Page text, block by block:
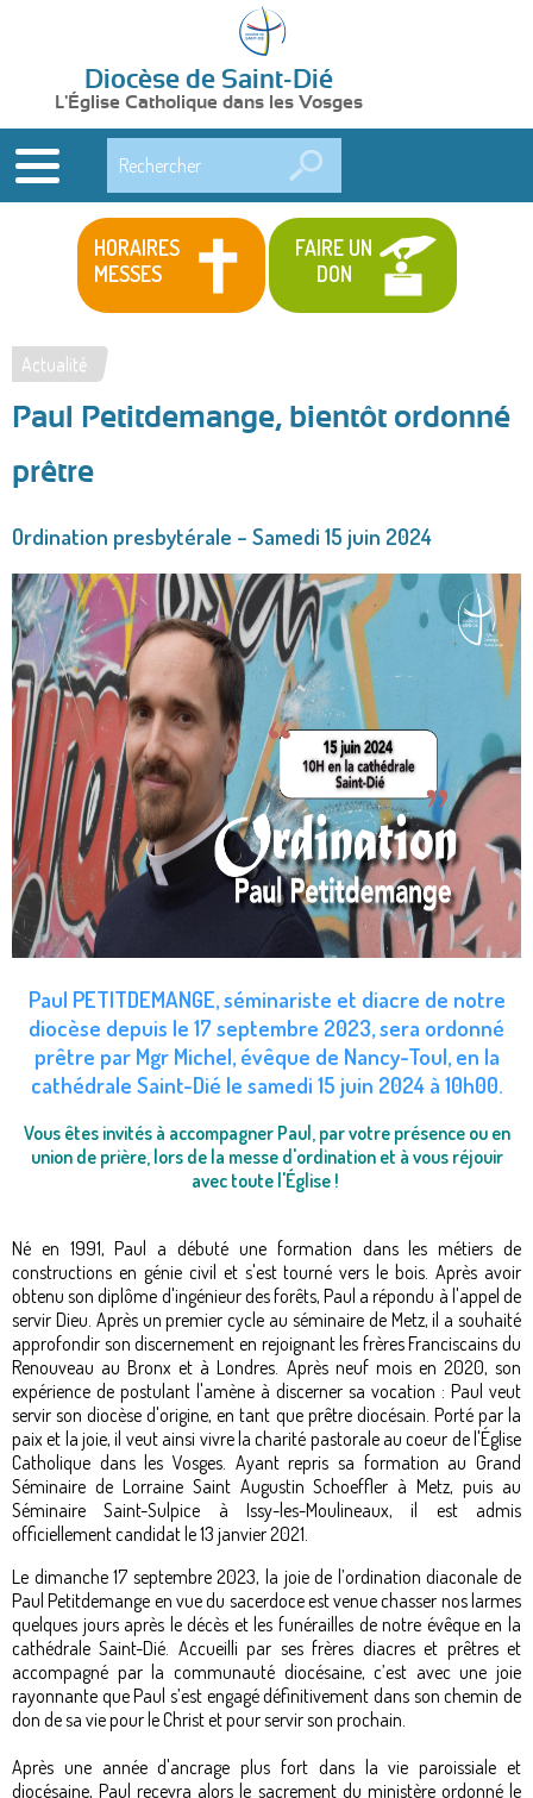
Diocèse de Saint-Dié
L'Église Catholique dans les Vosges
HORAIRES
MESSES
FAIRE UN
DON
Vous
êtes
ici
Actualité
Paul Petitdemange, bientôt ordonné
prêtre
Ordination presbytérale – Samedi 15 juin 2024
Paul PETITDEMANGE, séminariste et diacre de notre
diocèse depuis le 17 septembre 2023, sera ordonné
prêtre par Mgr Michel, évêque de Nancy-Toul, en la
cathédrale Saint-Dié le samedi 15 juin 2024 à 10h00.
Vous êtes invités à accompagner Paul, par votre présence ou en
union de prière, lors de la messe d'ordination et à vous réjouir
avec toute l'Église !
Né en 1991, Paul a débuté une formation dans les métiers de
constructions en génie civil et s'est tourné vers le bois. Après avoir
obtenu son diplôme d'ingénieur des forêts, Paul a répondu à l'appel de
servir Dieu. Après un premier cycle au séminaire de Metz, il a souhaité
approfondir son discernement en rejoignant les frères Franciscains du
Renouveau au Bronx et à Londres. Après neuf mois en 2020, son
expérience de postulant l'amène à discerner sa vocation : Paul veut
servir son diocèse d'origine, en tant que prêtre diocésain. Porté par la
paix et la joie, il veut ainsi vivre la charité pastorale au coeur de l'Église
Catholique dans les Vosges. Ayant repris sa formation au Grand
Séminaire de Lorraine Saint Augustin Schoeffler à Metz, puis au
Séminaire Saint-Sulpice à Issy-les-Moulineaux, il est admis
officiellement candidat le 13 janvier 2021.
Le dimanche 17 septembre 2023, la joie de l’ordination diaconale de
Paul Petitdemange en vue du sacerdoce est venue chasser nos larmes
quelques jours après le décès et les funérailles de notre évêque en la
cathédrale Saint-Dié. Accueilli par ses frères diacres et prêtres et
accompagné par la communauté diocésaine, c’est avec une joie
rayonnante que Paul s’est engagé définitivement dans son chemin de
don de sa vie pour le Christ et pour servir son prochain.
Après une année d'ancrage plus fort dans la vie paroissiale et
diocésaine, Paul recevra alors le sacrement du ministère ordonné le